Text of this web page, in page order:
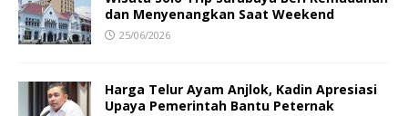
dan Menyenangkan Saat Weekend
25/06/2026
Harga Telur Ayam Anjlok, Kadin Apresiasi
Upaya Pemerintah Bantu Peternak